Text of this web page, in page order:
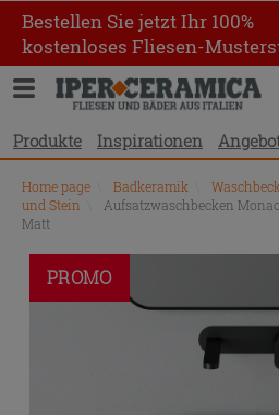
Bestellen Sie jetzt Ihr 100%
kostenloses Fliesen-
Produkte Inspirationen
Home page Badkeramik
und Stein
Aufsatzwaschbecken
Matt
PROMO